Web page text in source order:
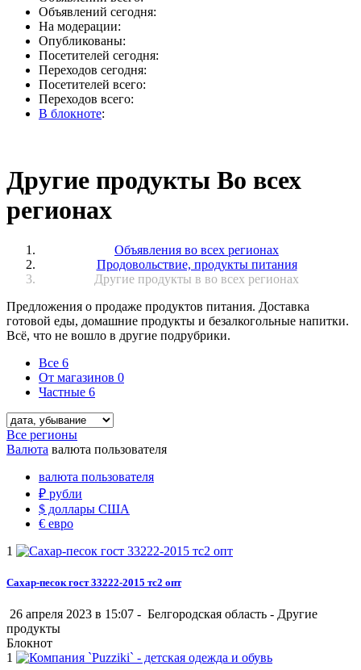
Объявлений сегодня:
На модерации:
Опубликованы:
Посетителей сегодня:
Переходов сегодня:
Посетителей всего:
Переходов всего:
В блокноте:
Другие продукты Во всех
регионах
Объявления во всех регионах
Продовольствие, продукты питания
Другие продукты в во всех регионах
Предложения о продаже продуктов питания. Доставка
готовой еды, домашние продукты и безалкогольные напитки.
Всё, что не вошло в другие подрубрики.
Все 6
От магазинов 0
Частные 6
Все регионы
Валюта валюта пользователя
валюта пользователя
₽ рубли
$ доллары США
€ евро
1
Сахар-песок гост 33222-2015 тс2 опт
26 апреля 2023 в 15:07 - Белгородская область - Другие
продукты
Блокнот
1